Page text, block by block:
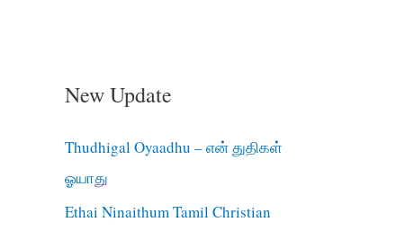
New Update
Thudhigal Oyaadhu – என் துதிகள்
ஓயாது
Ethai Ninaithum Tamil Christian